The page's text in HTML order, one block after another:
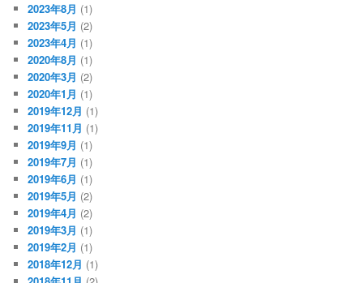
2023年8月 (1)
2023年5月 (2)
2023年4月 (1)
2020年8月 (1)
2020年3月 (2)
2020年1月 (1)
2019年12月 (1)
2019年11月 (1)
2019年9月 (1)
2019年7月 (1)
2019年6月 (1)
2019年5月 (2)
2019年4月 (2)
2019年3月 (1)
2019年2月 (1)
2018年12月 (1)